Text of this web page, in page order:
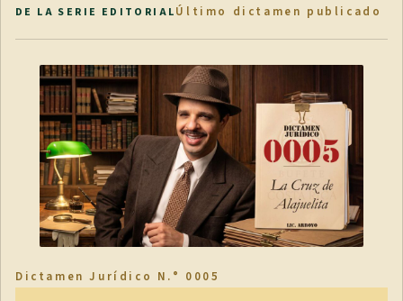
DE LA SERIE EDITORIALÚltimo dictamen publicado
Dictamen Jurídico N.° 0005